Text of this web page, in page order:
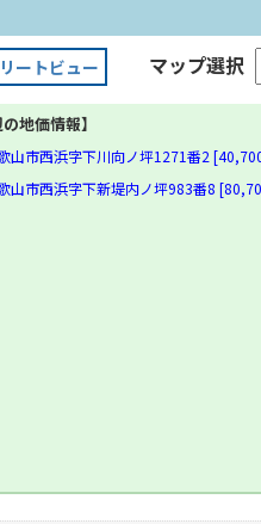
ートビュー マップ選択
の地価情報】
山市西浜字下川向ノ坪1271番2
山市西浜字下新堤内ノ坪983番8